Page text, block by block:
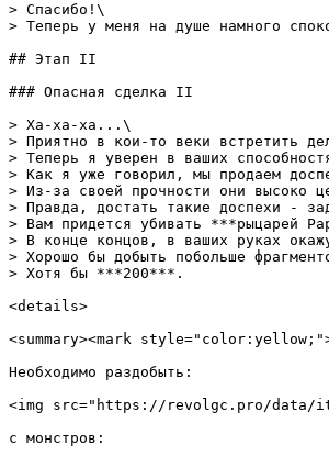
> Спасибо!\
> Теперь у меня на душе намного
## Этап II
### Опасная сделка II
> Ха-ха-ха...\
> Приятно в кои-то веки встретить
> Теперь я уверен в ваших
> Как я уже говорил, мы продаем
> Из-за своей прочности они высоко
> Правда, достать такие доспехи -
> Вам придется убивать ***рыцарей
> В конце концов, в ваших руках
> Хорошо бы добыть побольше
> Хотя бы ***200***.
<details>
<summary><mark
Необходимо раздобыть:
<img src="https://revolgc.pro/data/
с монстров: